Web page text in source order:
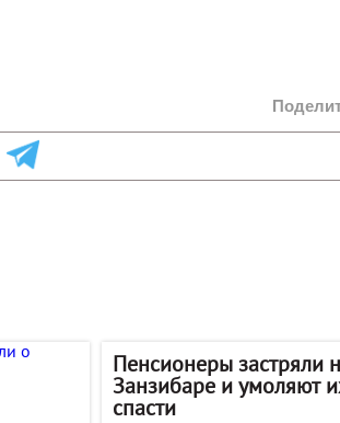
Пенсионеры застряли
Занзибаре и умоляют
спасти